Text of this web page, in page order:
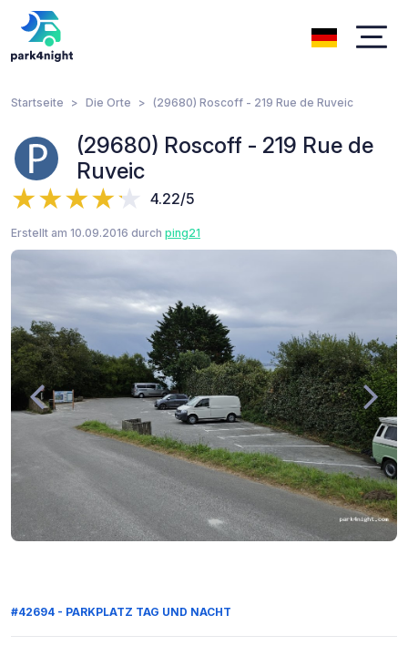
Startseite Die Orte (29680) Roscoff - 219 Rue de Ruveic
(29680) Roscoff - 219 Rue de
Ruveic
4.22/5
Erstellt am 10.09.2016 durch ping21
#42694 - PARKPLATZ TAG UND NACHT